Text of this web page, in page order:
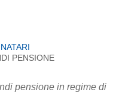
PENSIONE
pensione in regime di